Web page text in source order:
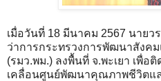
เมื่อวันที่ 18 มีนาคม 2567 นาย
ว่าการกระทรวงการพัฒนาสังค
(รมว.พม.) ลงพื้นที่ จ.พะเยา เพื่อ
เคลื่อนศูนย์พัฒนาคุณภาพชีวิตแล